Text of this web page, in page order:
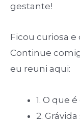
gestante!
Ficou curiosa
Continue
eu reuni aqui:
1. O que
2.